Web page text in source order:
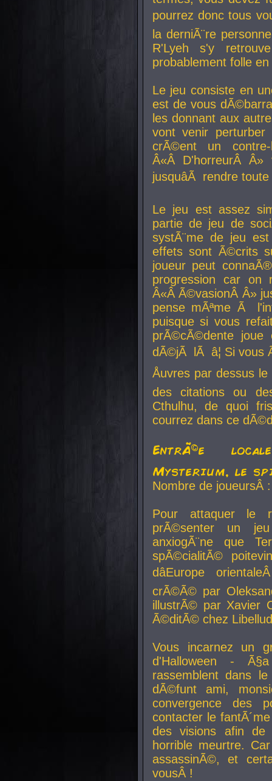
pourrez donc tous
la derniÃ¨re
R'Lyeh s'y
probablement folle
Le jeu consiste en
est de vous
les donnant aux
vont venir perturber
crÃ©ent un
Â«Â D'horreurÂ
jusquâÃ rendre
Le jeu est assez
partie de jeu de
systÃ¨me de jeu
effets sont Ã©crits
joueur peut
progression car
Â«Â Ã©vasionÂ Â»
pense mÃªme Ã
puisque si vous
prÃ©cÃ©dente
dÃ©jÃ lÃ â¦ Si vous
Åuvres par dessus
des citations ou
Cthulhu, de quoi
courrez dans ce
EntrÃ©e
Mysterium, le
Nombre de
Pour attaquer le
prÃ©senter un
anxiogÃ¨ne que
spÃ©cialitÃ©
dâEurope
crÃ©Ã© par
illustrÃ© par Xavier
Ã©ditÃ© chez
Vous incarnez un
d'Halloween -
rassemblent dans
dÃ©funt ami,
convergence des
contacter le
des visions afin
horrible meurtre.
assassinÃ©, et
vousÂ !